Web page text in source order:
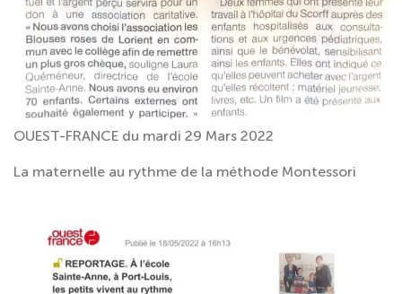
OUEST-FRANCE du mardi 29 Mars 2022
La maternelle au rythme de la méthode Montessori